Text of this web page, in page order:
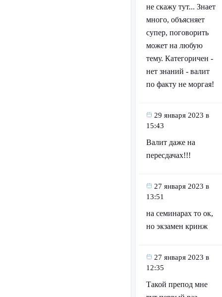
не скажу тут... Знает
много, объясняет
супер, поговорить
может на любую
тему. Категоричен -
нет знаний - валит
по факту не моргая!
29 января 2023 в
15:43
Валит даже на
пересдачах!!!
27 января 2023 в
13:51
на семинарах то ок,
но экзамен кринж
27 января 2023 в
12:35
Такой препод мне